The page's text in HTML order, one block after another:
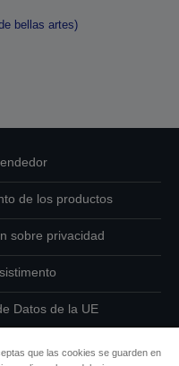
bellas artes)
de los productos
sobre privacidad
Datos de la UE
que las cookies se guarden en